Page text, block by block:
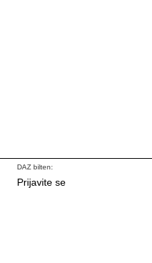
DAZ bilten:
Prijavite se